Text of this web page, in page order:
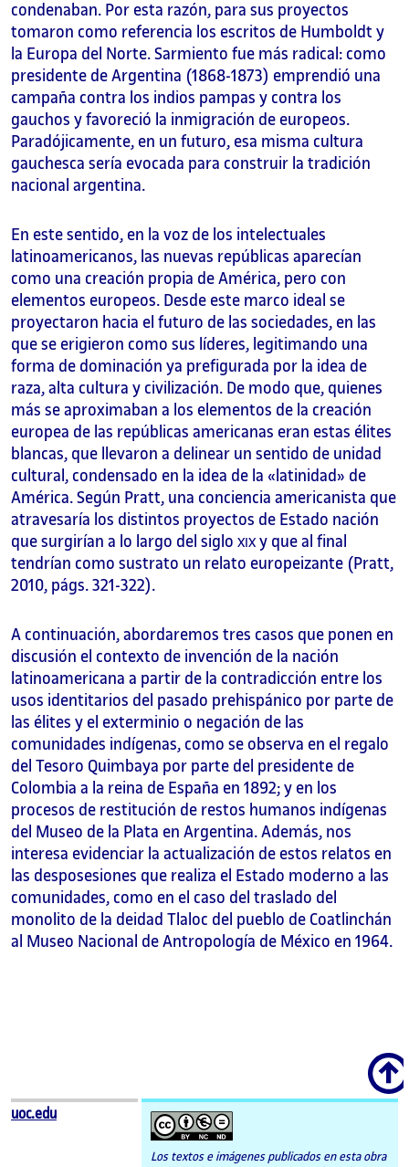
condenaban. Por esta razón, para sus proyectos
tomaron como referencia los escritos de Humboldt y
la Europa del Norte. Sarmiento fue más radical: como
presidente de Argentina (1868-1873) emprendió una
campaña contra los indios pampas y contra los
gauchos y favoreció la inmigración de europeos.
Paradójicamente, en un futuro, esa misma cultura
gauchesca sería evocada para construir la tradición
nacional argentina.
En este sentido, en la voz de los intelectuales
latinoamericanos, las nuevas repúblicas aparecían
como una creación propia de América, pero con
elementos europeos. Desde este marco ideal se
proyectaron hacia el futuro de las sociedades, en las
que se erigieron como sus líderes, legitimando una
forma de dominación ya prefigurada por la idea de
raza, alta cultura y civilización. De modo que, quienes
más se aproximaban a los elementos de la creación
europea de las repúblicas americanas eran estas élites
blancas, que llevaron a delinear un sentido de unidad
cultural, condensado en la idea de la «latinidad» de
América. Según Pratt, una conciencia americanista que
atravesaría los distintos proyectos de Estado nación
que surgirían a lo largo del siglo XIX y que al final
tendrían como sustrato un relato europeizante (Pratt,
2010, págs. 321-322).
A continuación, abordaremos tres casos que ponen en
discusión el contexto de invención de la nación
latinoamericana a partir de la contradicción entre los
usos identitarios del pasado prehispánico por parte de
las élites y el exterminio o negación de las
comunidades indígenas, como se observa en el regalo
del Tesoro Quimbaya por parte del presidente de
Colombia a la reina de España en 1892; y en los
procesos de restitución de restos humanos indígenas
del Museo de la Plata en Argentina. Además, nos
interesa evidenciar la actualización de estos relatos en
las desposesiones que realiza el Estado moderno a las
comunidades, como en el caso del traslado del
monolito de la deidad Tlaloc del pueblo de Coatlinchán
al Museo Nacional de Antropología de México en 1964.
Scroll
uoc.edu
Los textos e imágenes publicados en esta obra